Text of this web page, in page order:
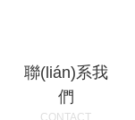
聯(lián)系我
們
CONTACT